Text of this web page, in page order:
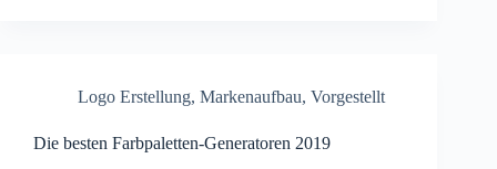
Logo Erstellung, Markenaufbau, Vorgestellt
Die besten Farbpaletten-Generatoren 2019